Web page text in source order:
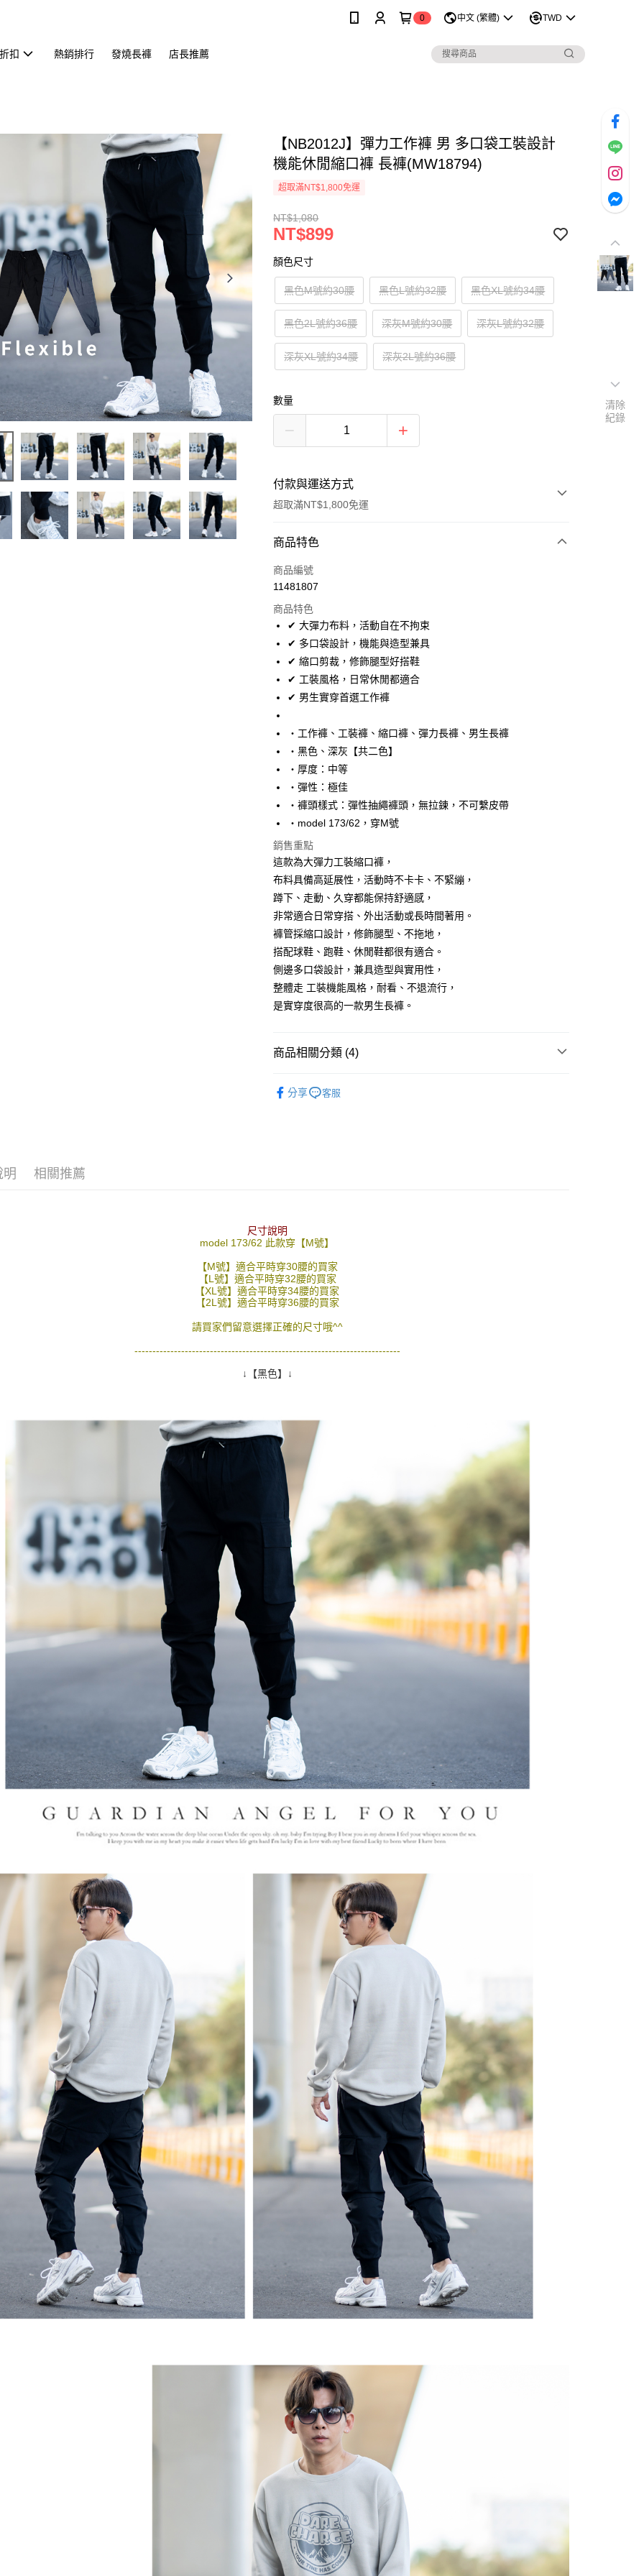
0 中文 (繁體) TWD
扣 熱銷排行 發燒長褲 店長推薦
【NB2012J】彈力工作褲 男 多口袋工裝設計
機能休閒縮口褲 長褲(MW18794)
超取滿NT$1,800免運
NT$1,080
NT$899
顏色尺寸
黑色M號約30腰 黑色L號約32腰 黑色XL號約34腰
黑色2L號約36腰 深灰M號約30腰 深灰L號約32腰
深灰XL號約34腰 深灰2L號約36腰
數量
付款與運送方式
超取滿NT$1,800免運
付款方式
信用卡一次付款
LINE Pay
Apple Pay
街口支付
悠遊付
Google Pay
AFTEE先享後付
相關說明
【關於「AFTEE先享後付」】
AFTEE先享後付是「在收到商品之後才付款」的支付方式。 讓您購物簡單
便利好安心！
１．簡單：不需註冊會員、不需綁卡、不需儲值。
３．安心：先確認商品／服務後，再付款。
【「AFTEE先享後付」結帳流程】
付」結帳頁面，進行簡訊認證並確認金額後，即可完成結帳。
２．訂單成立數日內，您將收到繳費通知簡訊。
３．收到繳費通知簡訊後14天內，點擊此簡訊中的連結，可透過四大超商
／ATM／網路銀行／等多元方式進行付款，方視為交易完成。
※ 請注意：結帳手續完成當下不需立刻繳費，但若您需要取消訂單，請聯
絡購買商品的店家。未經商家同意取消之訂單仍視為有效，需透過AFTEE
※ 交易是否成功請以「AFTEE先享後付 」之結帳頁面顯示為準，若有關於
是否繳費成功／繳費後需取消欲退款等相關疑問，請聯繫「AFTEE先享後
１．透過由恩沛科技股份有限公司提供之「AFTEE先享後付」服務完成之
２．關於個人資料處理事宜，請瀏覽以下網址：
動。
ATM付款
運送方式
全家付款取貨
每筆NT$80，滿NT$1,800(含以上)免運費
先付款後全家取貨
每筆NT$80，滿NT$1,800(含以上)免運費
每筆NT$80，滿NT$1,800(含以上)免運費
先付款後7-11取貨
宅配
商品特色
商品編號
11481807
商品特色
✔ 大彈力布料，活動自在不拘束
✔ 多口袋設計，機能與造型兼具
✔ 縮口剪裁，修飾腿型好搭鞋
✔ 工裝風格，日常休閒都適合
✔ 男生實穿首選工作褲
‧工作褲、工裝褲、縮口褲、彈力長褲、男生長褲
‧黑色、深灰【共二色】
‧厚度：中等
‧彈性：極佳
‧褲頭樣式：彈性抽繩褲頭，無拉鍊，不可繫皮帶
‧model 173/62，穿M號
銷售重點
這款為大彈力工裝縮口褲，
布料具備高延展性，活動時不卡卡、不緊繃，
蹲下、走動、久穿都能保持舒適感，
非常適合日常穿搭、外出活動或長時間著用。
褲管採縮口設計，修飾腿型、不拖地，
搭配球鞋、跑鞋、休閒鞋都很有適合。
側邊多口袋設計，兼具造型與實用性，
整體走 工裝機能風格，耐看、不退流行，
是實穿度很高的一款男生長褲。
商品相關分類 (4)
分享 客服
明 相關推薦
尺寸說明
model 173/62 此款穿【M號】
【M號】適合平時穿30腰的買家
【L號】適合平時穿32腰的買家
【XL號】適合平時穿34腰的買家
【2L號】適合平時穿36腰的買家
請買家們留意選擇正確的尺寸哦^^
--------------------------------------------------------------------------
↓【黑色】↓
清除
紀錄